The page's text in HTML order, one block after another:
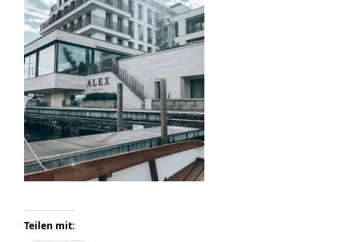
Teilen mit: